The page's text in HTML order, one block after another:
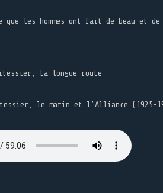
que les hommes ont fait de beau
La longue route
le marin et l’Alliance (1925-